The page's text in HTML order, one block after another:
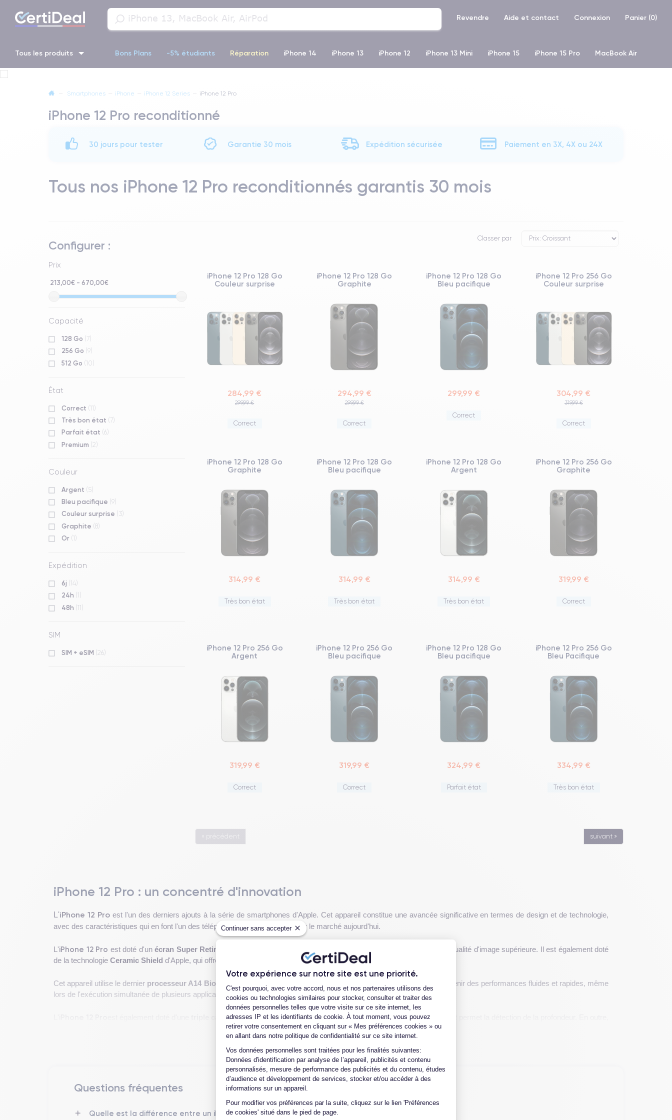
Continuer sans accepter
Votre expérience sur notre site est une priorité.
Plateforme de Gestion du Consentement : Personnalisez vos Options
C'est pourquoi, avec votre accord, nous et nos partenaires utilisons des
cookies ou technologies similaires pour stocker, consulter et traiter des
données personnelles telles que votre visite sur ce site internet, les
adresses IP et les identifiants de cookie. À tout moment, vous pouvez
retirer votre consentement en cliquant sur « Mes préférences cookies » ou
en allant dans notre politique de confidentialité sur ce site internet.
Vos données personnelles sont traitées pour les finalités suivantes:
Données d'identification par analyse de l’appareil, publicités et contenu
personnalisés, mesure de performance des publicités et du contenu, études
d’audience et développement de services, stocker et/ou accéder à des
informations sur un appareil.
Pour modifier vos préférences par la suite, cliquez sur le lien 'Préférences
de cookies' situé dans le pied de page.
Axeptio consent
Revendre Aide et contact Connexion Panier (0)
Tous les produits Bons Plans -5% étudiants Réparation iPhone 14 iPhone 13 iPhone 12 iPhone 13 Mini iPhone 15 iPhone 15 Pro MacBook Air
iPhone 11 Pro iPhone 14 pro
— Smartphones — iPhone — iPhone 12 Series — iPhone 12 Pro
iPhone 12 Pro reconditionné
30 jours pour tester Garantie 30 mois Expédition sécurisée Paiement en 3X, 4X ou 24X
Tous nos iPhone 12 Pro reconditionnés garantis 30 mois
Configurer :
Prix
213,00€ - 670,00€
Capacité
128 Go (7)
256 Go (9)
512 Go (10)
État
Correct (11)
Très bon état (7)
Parfait état (6)
Premium (2)
Couleur
Argent (5)
Bleu pacifique (9)
Couleur surprise (3)
Graphite (8)
Or (1)
Expédition
6j (14)
24h (1)
48h (11)
SIM
SIM + eSIM (26)
Classer par
iPhone 12 Pro 128 Go
Couleur surprise
284,99 €
299,99 €
Correct
iPhone 12 Pro 128 Go
Graphite
294,99 €
299,99 €
Correct
iPhone 12 Pro 128 Go
Bleu pacifique
299,99 €
Correct
iPhone 12 Pro 256 Go
Couleur surprise
304,99 €
319,99 €
Correct
iPhone 12 Pro 128 Go
Graphite
314,99 €
Très bon état
iPhone 12 Pro 128 Go
Bleu pacifique
314,99 €
Très bon état
iPhone 12 Pro 128 Go
Argent
314,99 €
Très bon état
iPhone 12 Pro 256 Go
Graphite
319,99 €
Correct
iPhone 12 Pro 256 Go
Argent
319,99 €
Correct
iPhone 12 Pro 256 Go
Bleu pacifique
319,99 €
Correct
iPhone 12 Pro 128 Go
Bleu pacifique
324,99 €
Parfait état
iPhone 12 Pro 256 Go
Bleu Pacifique
334,99 €
Très bon état
« précédent suivant »
iPhone 12 Pro : un concentré d'innovation
L'iPhone 12 Proest l'un des derniers ajouts à la série de smartphones d'Apple. Cet appareil constitue une avancée significative en termes de design et de technologie,
avec des caractéristiques qui en font l'un des téléphones les plus avancés sur le marché aujourd'hui.
L'iPhone 12 Pro est doté d'un écran Super Retina XDR de 6,1 pouces
, qui offre une résolution impressionnante et une qualité d'image supérieure. Il est également doté
de la technologie Ceramic Shield d'Apple, qui offre une résistance accrue aux chocs et aux chutes.
Cet appareil utilise le dernier processeur A14 Bionic
d'Apple, qui est l'un des plus puissants du marché. Cela permet d'obtenir des performances fluides et rapides, même
lors de l'exécution simultanée de plusieurs applications exigeantes.
triple caméra arrière , avec un capteur LiDAR qui améliore la qualité de l'image et permet la détection de la profondeur. En outre,
il est livré avec le système d'exploitation iOS 14 d'Apple, qui comprend de nouvelles fonctionnalités d'intelligence artificielle et d'apprentissage automatique.
Si vous souhaitez découvrir toutes les caractéristiques de ce smartphone, consulté lafiche technique de l'iPhone 12 Pro.
Différence entre l'iPhone 12 Pro et l'iPhone 12
La principale différence entre l'iPhone 12 et l'iPhone 12 Pro réside dans leurs caractéristiques et spécifications. Bien que les deux téléphones soient similaires en termes
de design, il existe quelques différences clés qui peuvent influencer la décision d'achat.
Voir plus
Questions fréquentes
Quelle est la différence entre un iPhone 12 Pro d'occasion et un iPhone 12 Pro reconditionné ?